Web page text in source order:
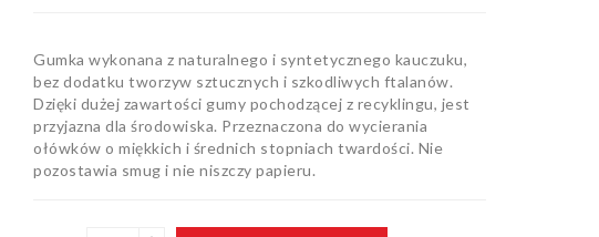
Gumka wykonana z naturalnego i syntetycznego kauczuku,
bez dodatku tworzyw sztucznych i szkodliwych ftalanów.
Dzięki dużej zawartości gumy pochodzącej z recyklingu, jest
przyjazna dla środowiska. Przeznaczona do wycierania
ołówków o miękkich i średnich stopniach twardości. Nie
pozostawia smug i nie niszczy papieru.